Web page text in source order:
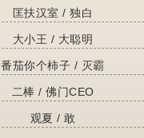
匡扶汉室 / 独白
大小王 / 大聪明
番茄你个柿子 / 灭霸
二棒 / 佛门CEO
观夏 / 敢